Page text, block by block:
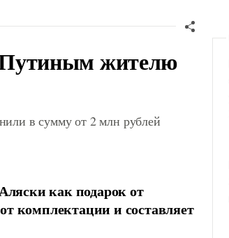
Путиным жителю
в сумму от 2 млн рублей
как подарок от
комплектации и составляет